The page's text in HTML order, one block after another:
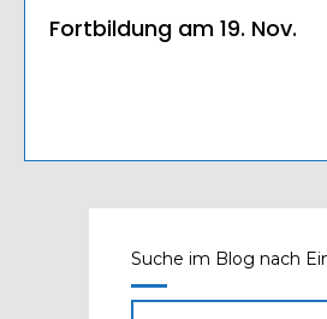
Fortbildung am 19. Nov.
Suche im Blog nach